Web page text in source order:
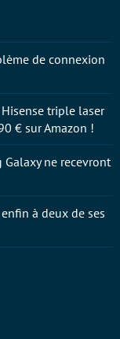
de connexion
triple laser
€ sur Amazon !
ne recevront
à deux de ses